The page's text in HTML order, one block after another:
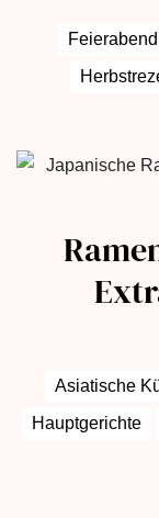
Asiatische
Hauptgerichte